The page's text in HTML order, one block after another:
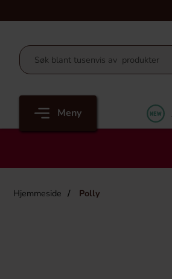
Meny
Hjemmeside Polly